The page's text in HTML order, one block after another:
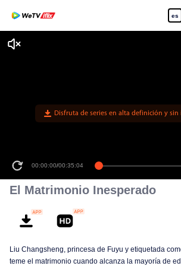
es
Disfruta de series en alta definición y
00:00:00/00:35:04
El Matrimonio Inesperado
Liu Changsheng, princesa de Fuyu y etiquetada
teme el matrimonio cuando alcanza la mayoría de